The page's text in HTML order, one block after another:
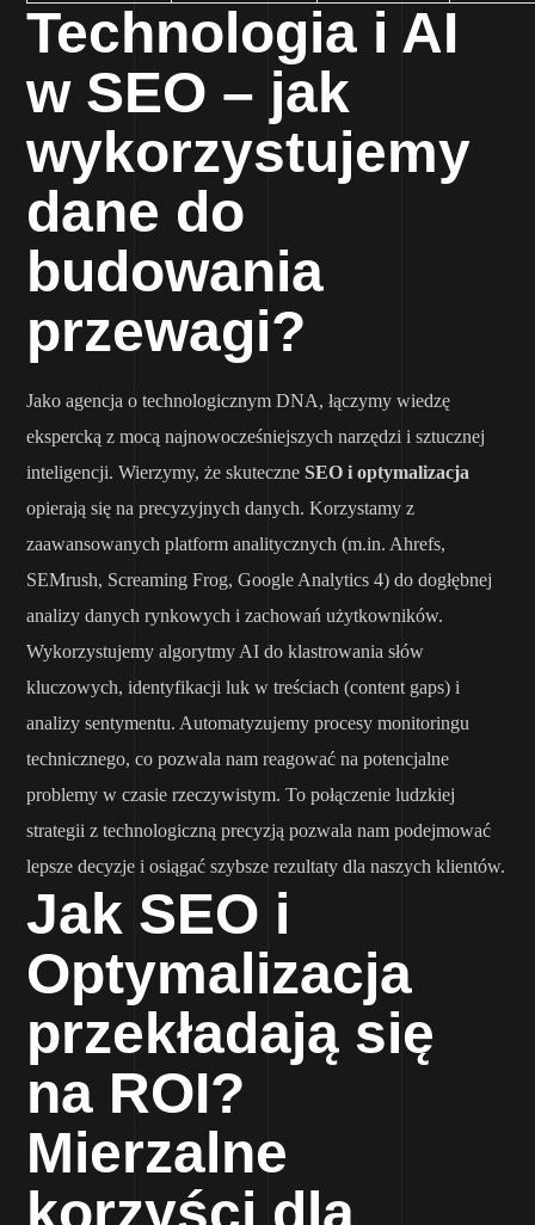
Technologia i AI
w SEO – jak
wykorzystujemy
dane do
budowania
przewagi?
Jako agencja o technologicznym DNA, łączymy wiedzę
ekspercką z mocą najnowocześniejszych narzędzi i sztucznej
inteligencji. Wierzymy, że skuteczneSEO i optymalizacja
opierają się na precyzyjnych danych. Korzystamy z
zaawansowanych platform analitycznych (m.in. Ahrefs,
SEMrush, Screaming Frog, Google Analytics 4) do dogłębnej
analizy danych rynkowych i zachowań użytkowników.
Wykorzystujemy algorytmy AI do klastrowania słów
kluczowych, identyfikacji luk w treściach (content gaps) i
analizy sentymentu. Automatyzujemy procesy monitoringu
technicznego, co pozwala nam reagować na potencjalne
problemy w czasie rzeczywistym. To połączenie ludzkiej
strategii z technologiczną precyzją pozwala nam podejmować
lepsze decyzje i osiągać szybsze rezultaty dla naszych klientów.
Jak SEO i
Optymalizacja
przekładają się
na ROI?
Mierzalne